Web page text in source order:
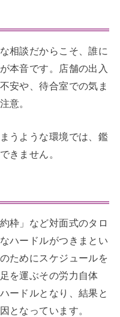
相談だからこそ、誰に
本音です。店舗の出入
安や、待合室での気ま
意。
うような環境では、鑑
きません。
枠」など対面式のタロ
ハードルがつきまとい
ためにスケジュールを
を運ぶその労力自体
ードルとなり、結果と
となっています。